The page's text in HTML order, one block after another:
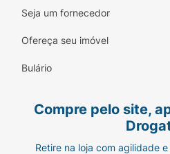
Seja um fornecedor
Ofereça seu imóvel
Bulário
Compre pelo site,
Retire na loja com agilidade